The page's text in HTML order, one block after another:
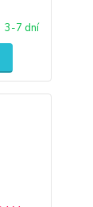
3-7 dní